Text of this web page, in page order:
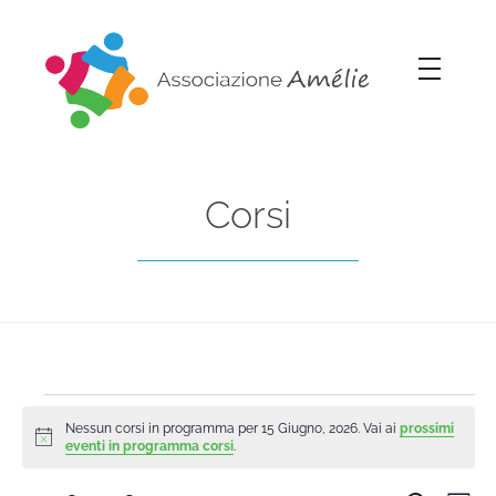
Corsi
Notice
Nessun corsi in programma per 15 Giugno, 2026. Vai ai prossimi
eventi in programma corsi.